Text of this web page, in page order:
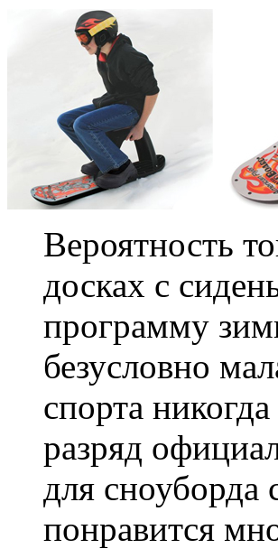
Вероятность
досках с
программу
безусловно
спорта
разряд
для сноуборда
понравится